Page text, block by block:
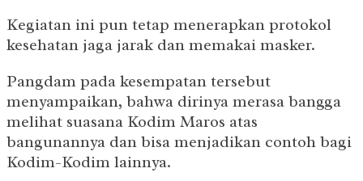
Kegiatan ini pun tetap menerapkan protokol
kesehatan jaga jarak dan memakai masker.
Pangdam pada kesempatan tersebut
menyampaikan, bahwa dirinya merasa bangga
melihat suasana Kodim Maros atas
bangunannya dan bisa menjadikan contoh bagi
Kodim-Kodim lainnya.